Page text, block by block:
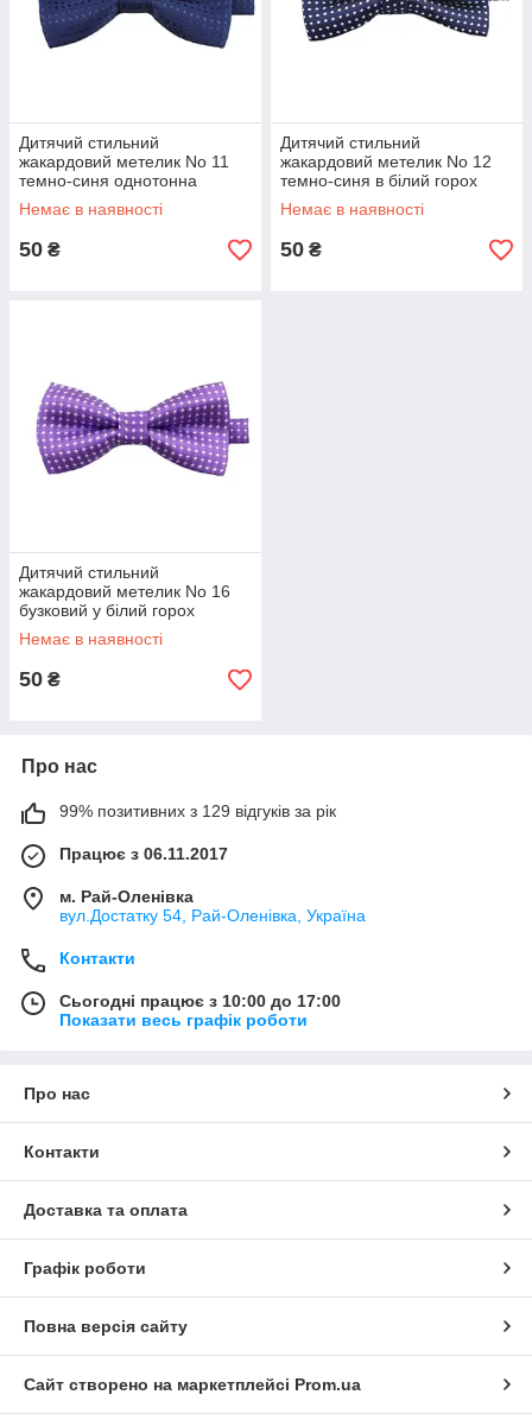
Дитячий стильний
жакардовий метелик No 11
темно-синя однотонна
Немає в наявності
50 ₴
Дитячий стильний
жакардовий метелик No 12
темно-синя в білий горох
Немає в наявності
50 ₴
Дитячий стильний
жакардовий метелик No 16
бузковий у білий горох
Немає в наявності
50 ₴
Про нас
99% позитивних з 129 відгуків за рік
Працює з 06.11.2017
м. Рай-Оленівка
вул.Достатку 54, Рай-Оленівка, Україна
Контакти
Сьогодні працює з 10:00 до 17:00
Показати весь графік роботи
Про нас
Контакти
Доставка та оплата
Графік роботи
Повна версія сайту
Сайт створено на маркетплейсі Prom.ua